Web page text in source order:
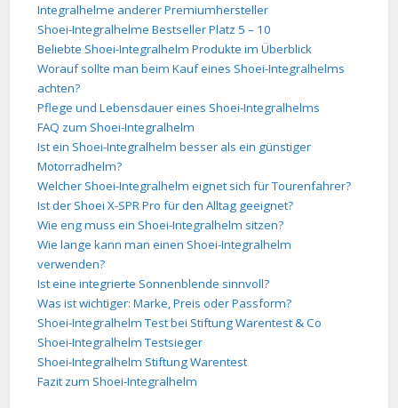
Integralhelme anderer Premiumhersteller
Shoei-Integralhelme Bestseller Platz 5 – 10
Beliebte Shoei-Integralhelm Produkte im Überblick
Worauf sollte man beim Kauf eines Shoei-Integralhelms
achten?
Pflege und Lebensdauer eines Shoei-Integralhelms
FAQ zum Shoei-Integralhelm
Ist ein Shoei-Integralhelm besser als ein günstiger
Motorradhelm?
Welcher Shoei-Integralhelm eignet sich für Tourenfahrer?
Ist der Shoei X-SPR Pro für den Alltag geeignet?
Wie eng muss ein Shoei-Integralhelm sitzen?
Wie lange kann man einen Shoei-Integralhelm
verwenden?
Ist eine integrierte Sonnenblende sinnvoll?
Was ist wichtiger: Marke, Preis oder Passform?
Shoei-Integralhelm Test bei Stiftung Warentest & Co
Shoei-Integralhelm Testsieger
Shoei-Integralhelm Stiftung Warentest
Fazit zum Shoei-Integralhelm